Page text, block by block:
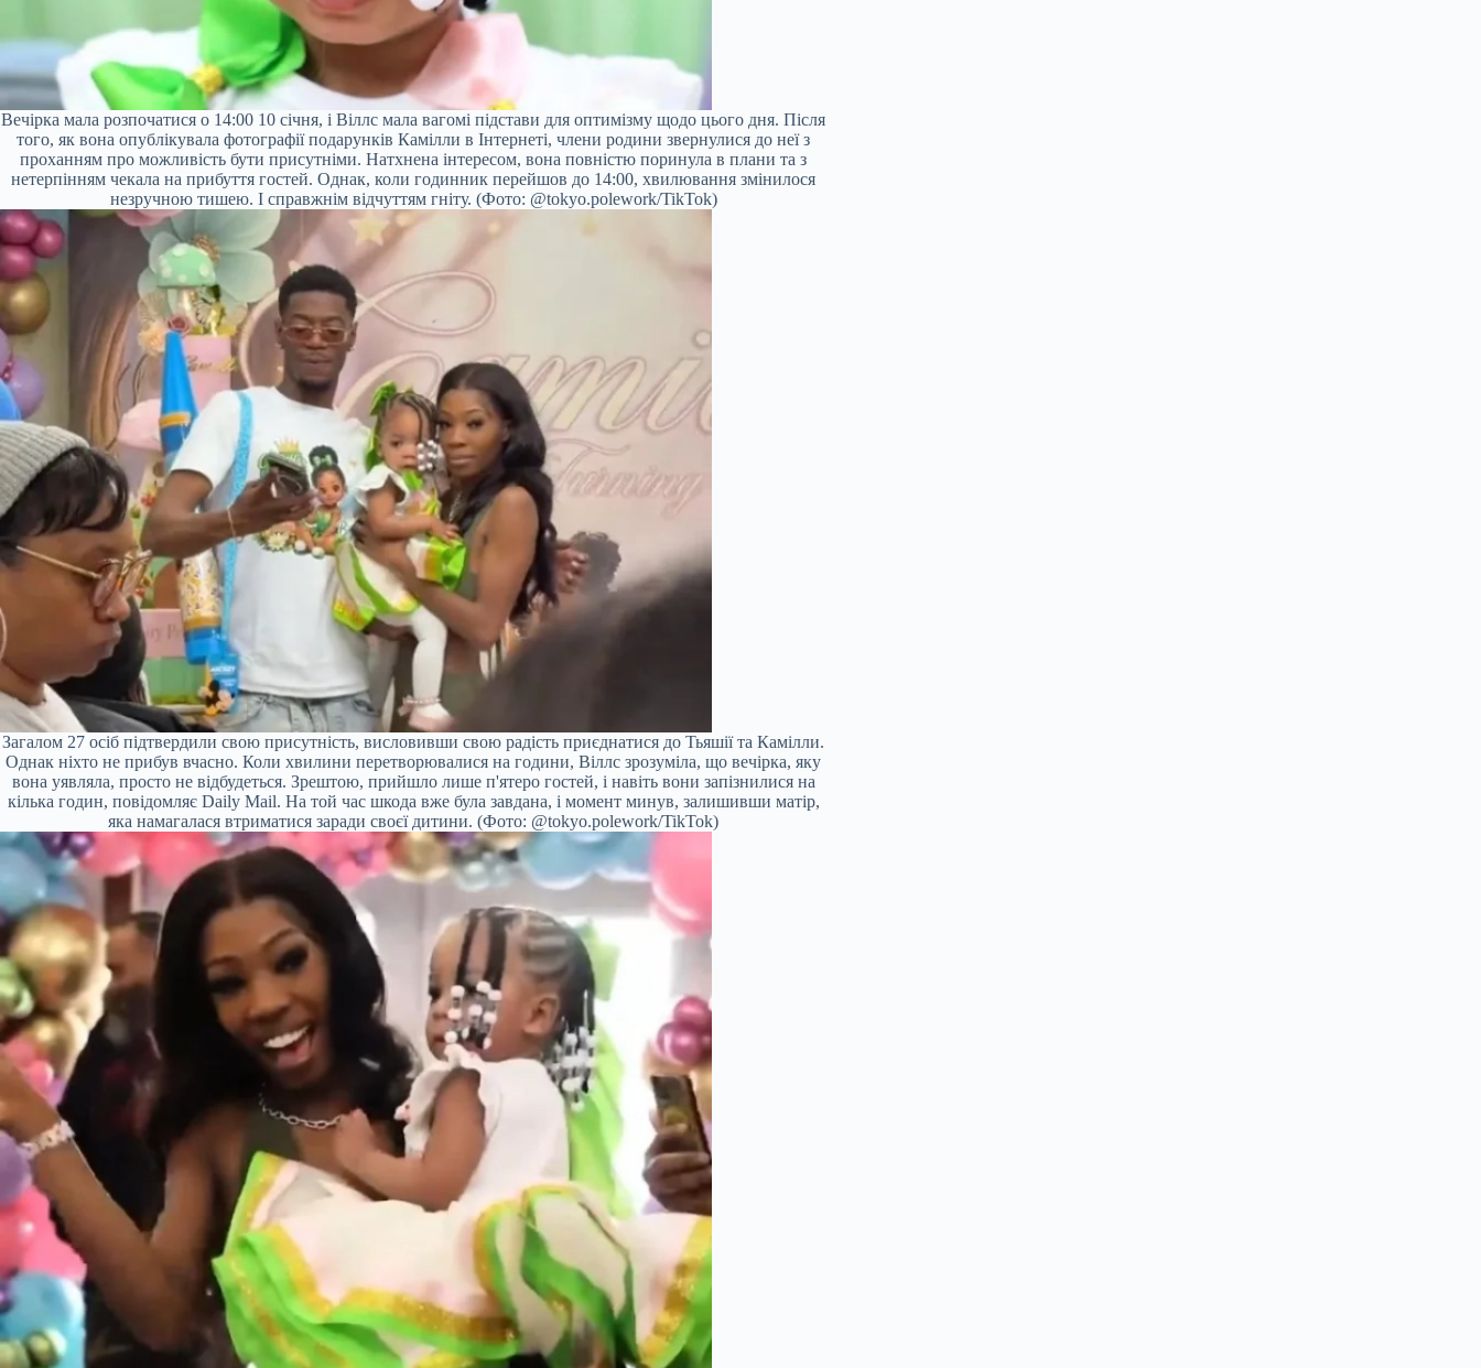
Вечірка мала розпочатися о 14:00 10 січня, і Віллс мала вагомі підстави для оптимізму щодо цього дня. Після
того, як вона опублікувала фотографії подарунків Камілли в Інтернеті, члени родини звернулися до неї з
проханням про можливість бути присутніми. Натхнена інтересом, вона повністю поринула в плани та з
нетерпінням чекала на прибуття гостей. Однак, коли годинник перейшов до 14:00, хвилювання змінилося
незручною тишею. І справжнім відчуттям гніту. (Фото: @tokyo.polework/TikTok)
Загалом 27 осіб підтвердили свою присутність, висловивши свою радість приєднатися до Тьяшії та Камілли.
Однак ніхто не прибув вчасно. Коли хвилини перетворювалися на години, Віллс зрозуміла, що вечірка, яку
вона уявляла, просто не відбудеться. Зрештою, прийшло лише п'ятеро гостей, і навіть вони запізнилися на
кілька годин, повідомляє Daily Mail. На той час шкода вже була завдана, і момент минув, залишивши матір,
яка намагалася втриматися заради своєї дитини. (Фото: @tokyo.polework/TikTok)